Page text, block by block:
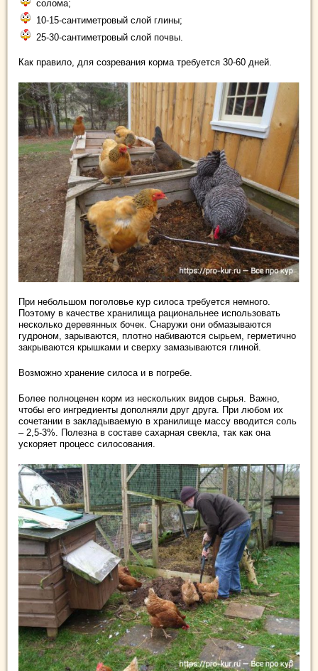
солома;
10-15-сантиметровый слой глины;
25-30-сантиметровый слой почвы.
Как правило, для созревания корма требуется 30-60 дней.
При небольшом поголовье кур силоса требуется немного.
Поэтому в качестве хранилища рациональнее использовать
несколько деревянных бочек. Снаружи они обмазываются
гудроном, зарываются, плотно набиваются сырьем, герметично
закрываются крышками и сверху замазываются глиной.
Возможно хранение силоса и в погребе.
Более полноценен корм из нескольких видов сырья. Важно,
чтобы его ингредиенты дополняли друг друга. При любом их
сочетании в закладываемую в хранилище массу вводится соль
– 2,5-3%. Полезна в составе сахарная свекла, так как она
ускоряет процесс силосования.